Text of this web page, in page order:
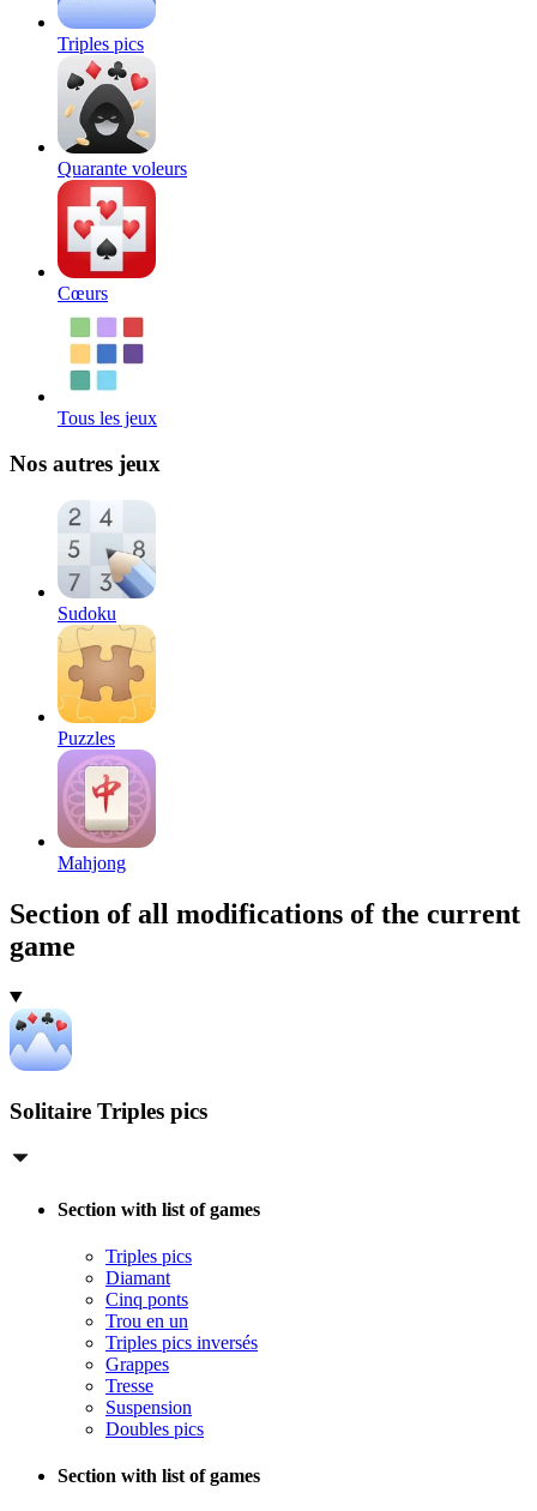
Triples pics
Quarante voleurs
Cœurs
Tous les jeux
Nos autres jeux
Sudoku
Puzzles
Mahjong
Section of all modifications of the current
game
Solitaire Triples pics
Section with list of games
Triples pics
Diamant
Cinq ponts
Trou en un
Triples pics inversés
Grappes
Tresse
Suspension
Doubles pics
Section with list of games